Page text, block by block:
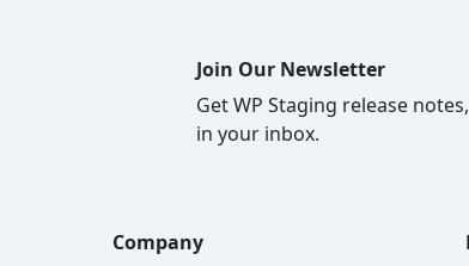
Join Our Newsletter
Get WP Staging release
in your inbox.
Company